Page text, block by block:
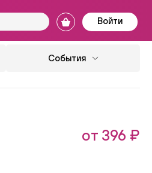
Войти
События
от 396 ₽